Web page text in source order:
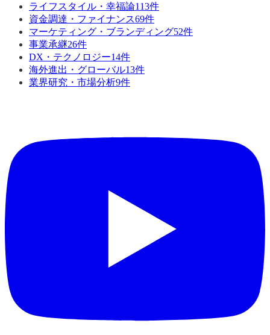
ライフスタイル・幸福論113件
資金調達・ファイナンス69件
マーケティング・ブランディング52件
事業承継26件
DX・テクノロジー14件
海外進出・グローバル13件
業界研究・市場分析9件